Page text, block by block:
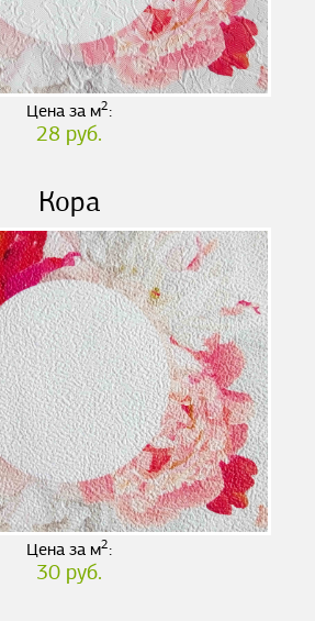
Цена за м2:
28 руб.
Кора
Цена за м2:
30 руб.